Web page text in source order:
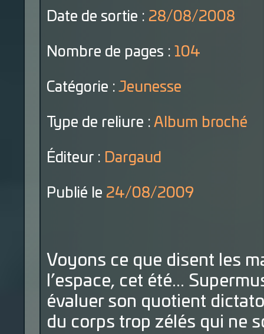
Date de sortie : 28/08/2008
Nombre de pages : 104
Catégorie : Jeunesse
Type de reliure : Album broché
Éditeur : Dargaud
Publié le 24/08/2009
Voyons ce que disent les
l’espace, cet été...
évaluer son quotient
du corps trop zélés qui ne